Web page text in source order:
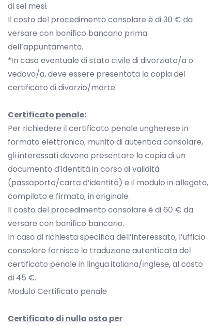
di sei mesi.
Il costo del procedimento consolare è di 30 € da
versare con bonifico bancario prima
dell’appuntamento.
*In caso eventuale di stato civile di divorziato/a o
vedovo/a, deve essere presentata la copia del
certificato di divorzio/morte.
Certificato penale:
Per richiedere il certificato penale ungherese in
formato elettronico, munito di autentica consolare,
gli interessati devono presentare la copia di un
documento d’identità in corso di validità
(passaporto/carta d’identità) e il modulo in allegato,
compilato e firmato, in originale.
Il costo del procedimento consolare è di 60 € da
versare con bonifico bancario.
In caso di richiesta specifica dell’interessato, l’ufficio
consolare fornisce la traduzione autenticata del
certificato penale in lingua italiana/inglese, al costo
di 45 €.
Modulo Certificato penale
Certificato di nulla osta per